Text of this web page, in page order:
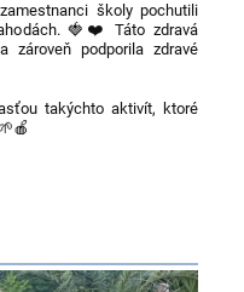
školy pochutili
🍓❤️ Táto zdravá
zároveň podporila zdravé
takýchto aktivít, ktoré